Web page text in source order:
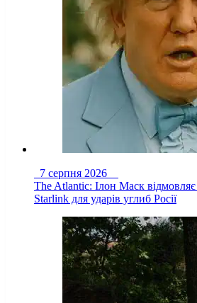
7 серпня 2026
The Atlantic: Ілон Маск відмовляє
Starlink для ударів углиб Росії